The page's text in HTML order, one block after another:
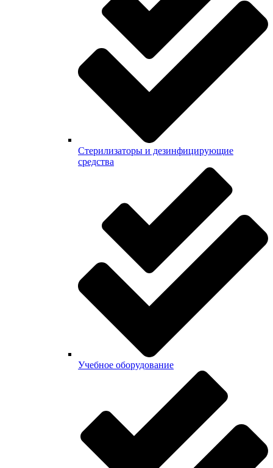
Стерилизаторы и дезинфицирующие
средства
Учебное оборудование